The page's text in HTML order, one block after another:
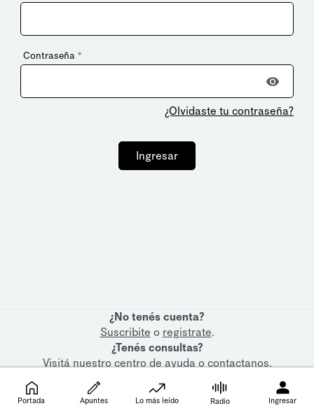
Contraseña *
¿Olvidaste tu contraseña?
Ingresar
¿No tenés cuenta?
Suscribite o registrate.
¿Tenés consultas?
Visitá nuestrocentro de ayudaocontactanos.
Portada Apuntes Lo más leído Radio Ingresar